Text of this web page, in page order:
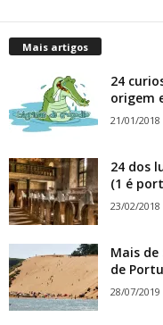
Mais artigos
24
origem
21/01/2018
24 dos
(1 é
23/02/2018
Mais
de
28/07/2019